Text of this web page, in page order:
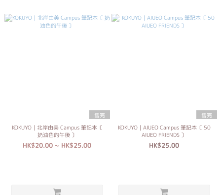
售完
KOKUYO｜北岸由美 Campus 筆記本〔
奶油色的午後 〕
HK$20.00 ~ HK$25.00
售完
KOKUYO｜AIUEO Campus 筆記本〔 50
AIUEO FRIENDS 〕
HK$25.00